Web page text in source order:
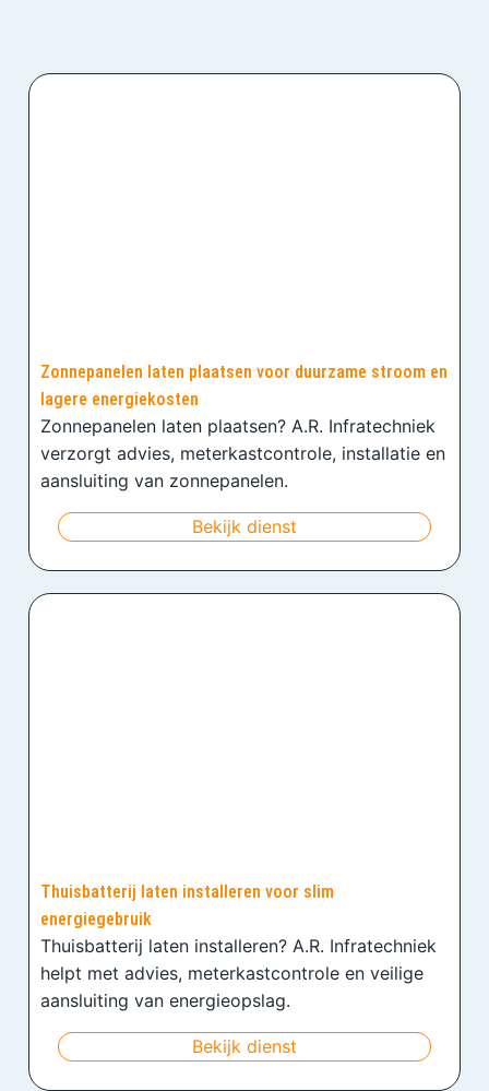
Zonnepanelen laten plaatsen voor duurzame stroom en
lagere energiekosten
Zonnepanelen laten plaatsen? A.R. Infratechniek
verzorgt advies, meterkastcontrole, installatie en
aansluiting van zonnepanelen.
Bekijk dienst
Thuisbatterij laten installeren voor slim
energiegebruik
Thuisbatterij laten installeren? A.R. Infratechniek
helpt met advies, meterkastcontrole en veilige
aansluiting van energieopslag.
Bekijk dienst